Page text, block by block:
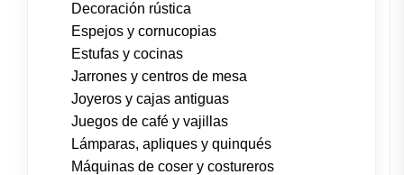
Decoración rústica
Espejos y cornucopias
Estufas y cocinas
Jarrones y centros de mesa
Joyeros y cajas antiguas
Juegos de café y vajillas
Lámparas, apliques y quinqués
Máquinas de coser y costureros